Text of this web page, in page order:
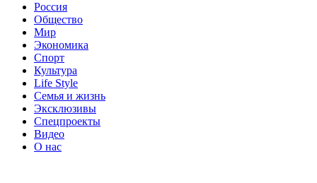
Россия
Общество
Мир
Экономика
Спорт
Культура
Life Style
Семья и жизнь
Эксклюзивы
Спецпроекты
Видео
О нас